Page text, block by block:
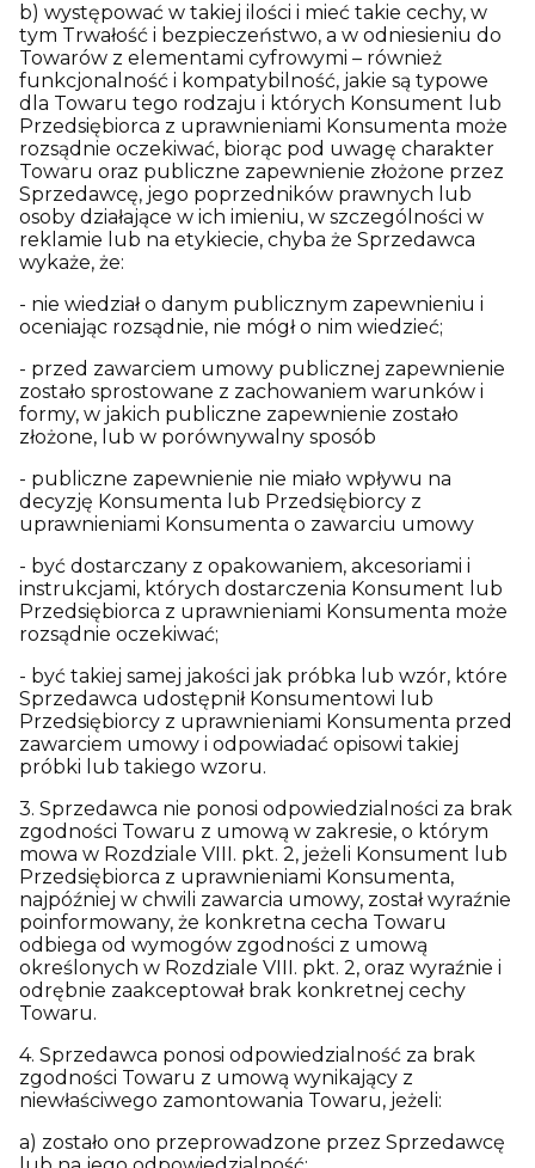
b) występować w takiej ilości i mieć takie cechy, w
tym Trwałość i bezpieczeństwo, a w odniesieniu do
Towarów z elementami cyfrowymi – również
funkcjonalność i kompatybilność, jakie są typowe
dla Towaru tego rodzaju i których Konsument lub
Przedsiębiorca z uprawnieniami Konsumenta może
rozsądnie oczekiwać, biorąc pod uwagę charakter
Towaru oraz publiczne zapewnienie złożone przez
Sprzedawcę, jego poprzedników prawnych lub
osoby działające w ich imieniu, w szczególności w
reklamie lub na etykiecie, chyba że Sprzedawca
wykaże, że:
- nie wiedział o danym publicznym zapewnieniu i
oceniając rozsądnie, nie mógł o nim wiedzieć;
- przed zawarciem umowy publicznej zapewnienie
zostało sprostowane z zachowaniem warunków i
formy, w jakich publiczne zapewnienie zostało
złożone, lub w porównywalny sposób
- publiczne zapewnienie nie miało wpływu na
decyzję Konsumenta lub Przedsiębiorcy z
uprawnieniami Konsumenta o zawarciu umowy
- być dostarczany z opakowaniem, akcesoriami i
instrukcjami, których dostarczenia Konsument lub
Przedsiębiorca z uprawnieniami Konsumenta może
rozsądnie oczekiwać;
- być takiej samej jakości jak próbka lub wzór, które
Sprzedawca udostępnił Konsumentowi lub
Przedsiębiorcy z uprawnieniami Konsumenta przed
zawarciem umowy i odpowiadać opisowi takiej
próbki lub takiego wzoru.
3. Sprzedawca nie ponosi odpowiedzialności za brak
zgodności Towaru z umową w zakresie, o którym
mowa w Rozdziale VIII. pkt. 2, jeżeli Konsument lub
Przedsiębiorca z uprawnieniami Konsumenta,
najpóźniej w chwili zawarcia umowy, został wyraźnie
poinformowany, że konkretna cecha Towaru
odbiega od wymogów zgodności z umową
określonych w Rozdziale VIII. pkt. 2, oraz wyraźnie i
odrębnie zaakceptował brak konkretnej cechy
Towaru.
4. Sprzedawca ponosi odpowiedzialność za brak
zgodności Towaru z umową wynikający z
niewłaściwego zamontowania Towaru, jeżeli:
a) zostało ono przeprowadzone przez Sprzedawcę